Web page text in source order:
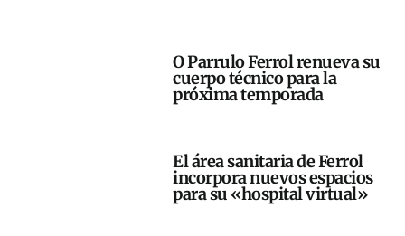
O Parrulo Ferrol renueva su
cuerpo técnico para la
próxima temporada
El área sanitaria de Ferrol
incorpora nuevos espacios
para su «hospital virtual»